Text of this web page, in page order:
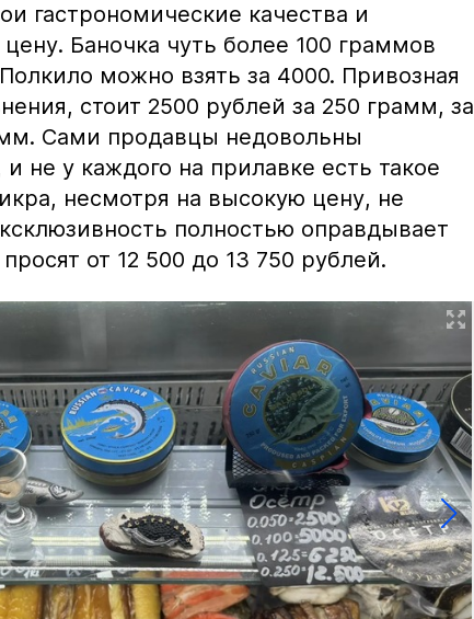
гастрономические качества и
Баночка чуть более 100 граммов
можно взять за 4000. Привозная
стоит 2500 рублей за 250 грамм, за
Сами продавцы недовольны
не у каждого на прилавке есть такое
несмотря на высокую цену, не
полностью оправдывает
от 12 500 до 13 750 рублей.